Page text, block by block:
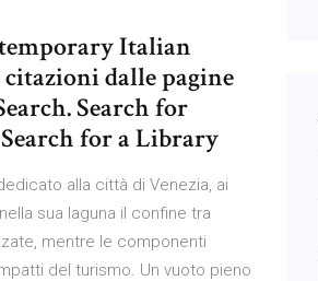
Italian
dalle pagine
Search for
for a Library
alla città di Venezia, ai
sua laguna il confine tra
mentre le componenti
del turismo. Un vuoto pieno